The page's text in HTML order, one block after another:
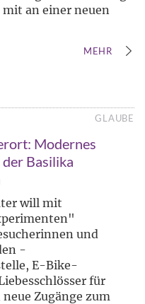
an einer neuen
MEHR
GLAUBE
Modernes
Basilika
will mit
und
-
E-Bike-
für
Zugänge zum